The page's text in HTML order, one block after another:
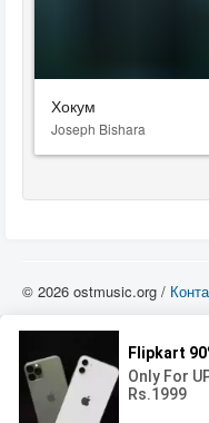
Хокум
Joseph Bishara
© 2026 ostmusic.org /
можете использовать такие
использование производится с
вы должны приобрести